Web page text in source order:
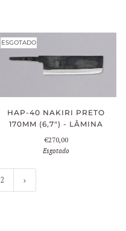
ESGOTADO
HAP-40 NAKIRI PRETO
170MM (6,7") - LÂMINA
€270,00
Esgotado
2